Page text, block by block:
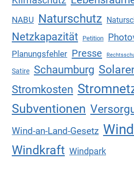
NABU Naturschutz
Netzkapazität Petition
Planungsfehler Presse
Satire Schaumburg
Stromkosten
Subventionen
Wind-an-Land-Gesetz
Windkraft Windpark